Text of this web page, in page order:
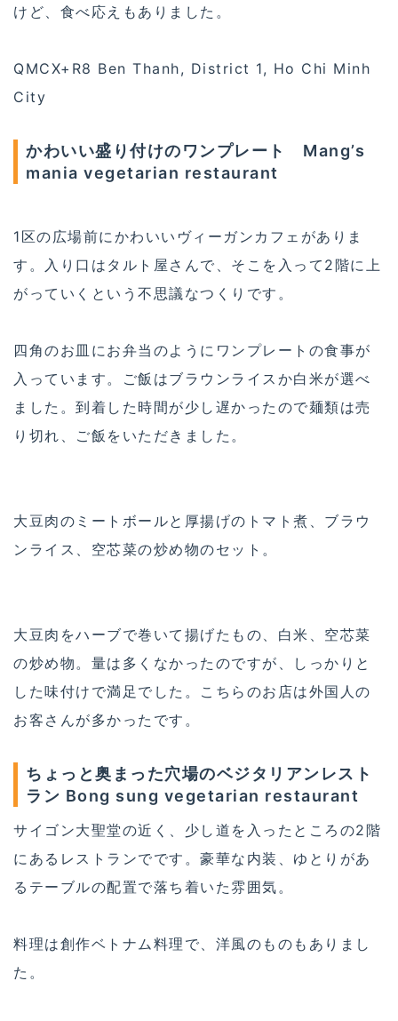
けど、食べ応えもありました。
QMCX+R8 Ben Thanh, District 1, Ho Chi Minh
City
かわいい盛り付けのワンプレート Mang’s
mania vegetarian restaurant
1区の広場前にかわいいヴィーガンカフェがありま
す。入り口はタルト屋さんで、そこを入って2階に上
がっていくという不思議なつくりです。
四角のお皿にお弁当のようにワンプレートの食事が
入っています。ご飯はブラウンライスか白米が選べ
ました。到着した時間が少し遅かったので麺類は売
り切れ、ご飯をいただきました。
大豆肉のミートボールと厚揚げのトマト煮、ブラウ
ンライス、空芯菜の炒め物のセット。
大豆肉をハーブで巻いて揚げたもの、白米、空芯菜
の炒め物。量は多くなかったのですが、しっかりと
した味付けで満足でした。こちらのお店は外国人の
お客さんが多かったです。
ちょっと奥まった穴場のベジタリアンレスト
ラン Bong sung vegetarian restaurant
サイゴン大聖堂の近く、少し道を入ったところの2階
にあるレストランでです。豪華な内装、ゆとりがあ
るテーブルの配置で落ち着いた雰囲気。
料理は創作ベトナム料理で、洋風のものもありまし
た。